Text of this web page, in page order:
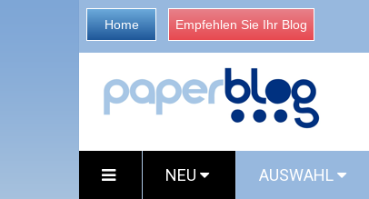
Home Empfehlen Sie Ihr Blog
NEU AUSWAHL